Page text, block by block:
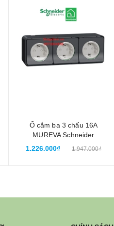
Ổ cắm ba 3 chấu 16A
MUREVA Schneider
MUR36038 chống thấm
1.226.000₫ 1.947.000₫